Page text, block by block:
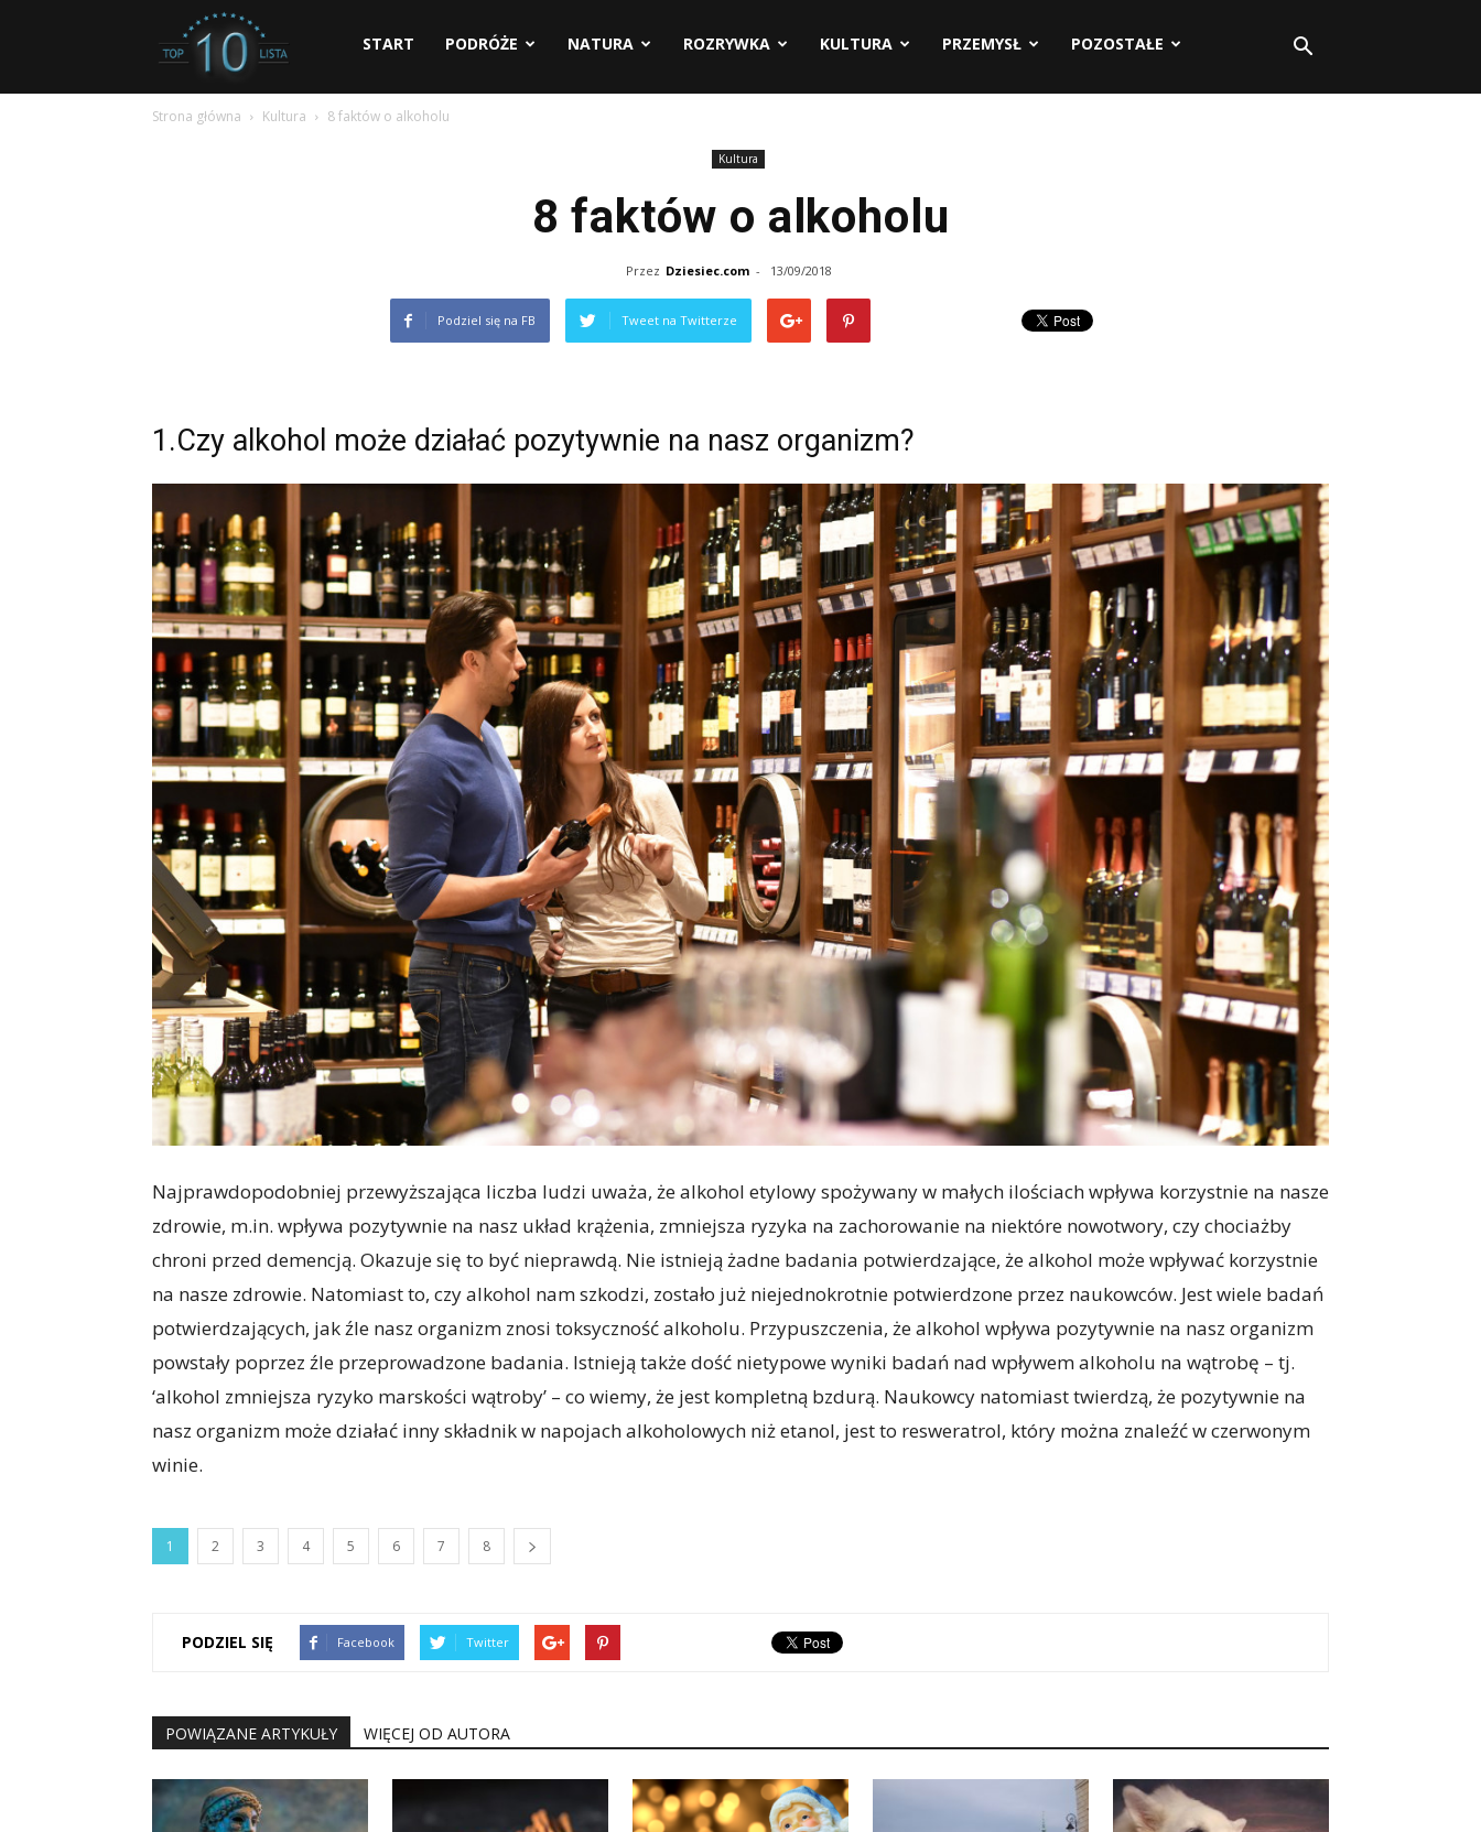
dziesiec.com
START PODRÓŻE NATURA ROZRYWKA KULTURA PRZEMYSŁ POZOSTAŁE
Strona główna Kultura 8 faktów o alkoholu
Kultura
8 faktów o alkoholu
Przez Dziesiec.com - 13/09/2018
Podziel się na FB Tweet na Twitterze
1.Czy alkohol może działać pozytywnie na nasz organizm?
Najprawdopodobniej przewyższająca liczba ludzi uważa, że alkohol etylowy spożywany w małych ilościach wpływa korzystnie na nasze
zdrowie, m.in. wpływa pozytywnie na nasz układ krążenia, zmniejsza ryzyka na zachorowanie na niektóre nowotwory, czy chociażby
chroni przed demencją. Okazuje się to być nieprawdą. Nie istnieją żadne badania potwierdzające, że alkohol może wpływać korzystnie
na nasze zdrowie. Natomiast to, czy alkohol nam szkodzi, zostało już niejednokrotnie potwierdzone przez naukowców. Jest wiele badań
potwierdzających, jak źle nasz organizm znosi toksyczność alkoholu. Przypuszczenia, że alkohol wpływa pozytywnie na nasz organizm
powstały poprzez źle przeprowadzone badania. Istnieją także dość nietypowe wyniki badań nad wpływem alkoholu na wątrobę – tj.
‘alkohol zmniejsza ryzyko marskości wątroby’ – co wiemy, że jest kompletną bzdurą. Naukowcy natomiast twierdzą, że pozytywnie na
nasz organizm może działać inny składnik w napojach alkoholowych niż etanol, jest to resweratrol, który można znaleźć w czerwonym
winie.
1 2 3 4 5 6 7 8
PODZIEL SIĘ Facebook Twitter
POWIĄZANE ARTYKUŁY WIĘCEJ OD AUTORA